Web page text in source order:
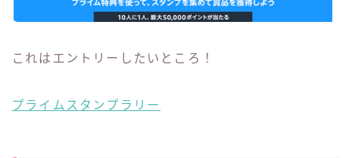
これはエントリーしたいところ！
プライムスタンプラリー